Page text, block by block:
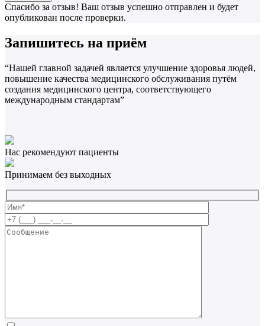
Спасибо за отзыв! Ваш отзыв успешно отправлен и будет
опубликован после проверки.
Запишитесь на приём
“Нашей главной задачей является улучшение здоровья людей,
повышение качества медицинского обслуживания путём
создания медицинского центра, соответствующего
международным стандартам”
Нас рекомендуют пациенты
Принимаем без выходных